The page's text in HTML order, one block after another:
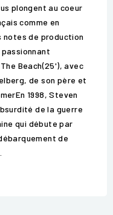
plongent au coeur
comme en
notes de production
passionnant
Beach(25'), avec
de son père et
1998, Steven
de la guerre
qui débute par
de